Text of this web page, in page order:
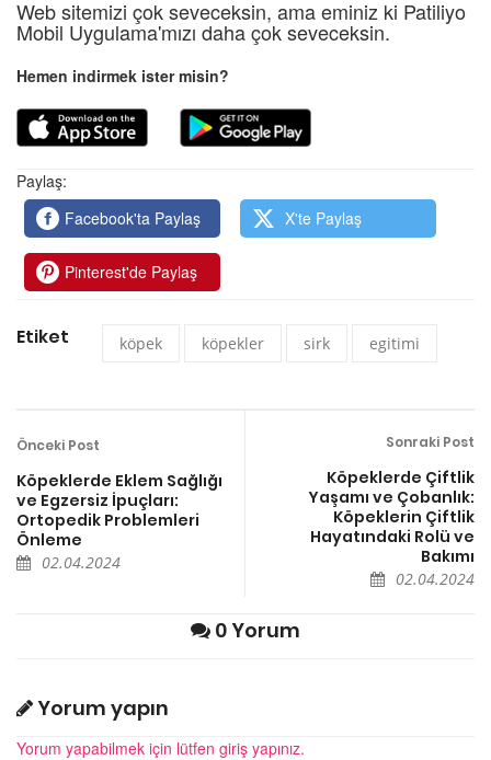
Web sitemizi çok seveceksin, ama eminiz ki Patiliyo
Mobil Uygulama'mızı daha çok seveceksin.
Hemen indirmek ister misin?
Paylaş:
Facebook'ta Paylaş
X'te Paylaş
Pinterest'de Paylaş
Etiket köpek köpekler sirk egitimi
Önceki Post
Köpeklerde Eklem Sağlığı
ve Egzersiz İpuçları:
Ortopedik Problemleri
Önleme
02.04.2024
Sonraki Post
Köpeklerde Çiftlik
Yaşamı ve Çobanlık:
Köpeklerin Çiftlik
Hayatındaki Rolü ve
Bakımı
02.04.2024
0 Yorum
Yorum yapın
Yorum yapabilmek için lütfen giriş yapınız.